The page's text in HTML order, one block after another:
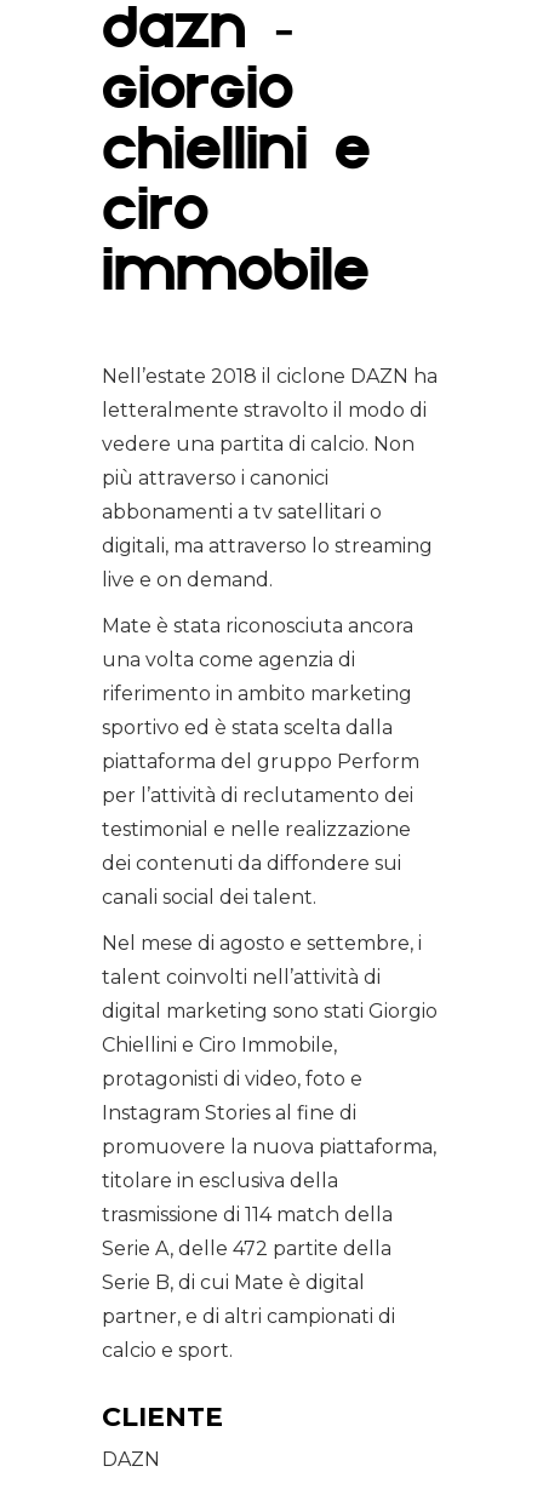
DAZN -
GIORGIO
CHIELLINI E
CIRO
IMMOBILE
Nell’estate 2018 il ciclone DAZN ha
letteralmente stravolto il modo di
vedere una partita di calcio. Non
più attraverso i canonici
abbonamenti a tv satellitari o
digitali, ma attraverso lo streaming
live e on demand.
Mate è stata riconosciuta ancora
una volta come agenzia di
riferimento in ambito marketing
sportivo ed è stata scelta dalla
piattaforma del gruppo Perform
per l’attività di reclutamento dei
testimonial e nelle realizzazione
dei contenuti da diffondere sui
canali social dei talent.
Nel mese di agosto e settembre, i
talent coinvolti nell’attività di
digital marketing sono stati Giorgio
Chiellini e Ciro Immobile,
protagonisti di video, foto e
Instagram Stories al fine di
promuovere la nuova piattaforma,
titolare in esclusiva della
trasmissione di 114 match della
Serie A, delle 472 partite della
Serie B, di cui Mate è digital
partner, e di altri campionati di
calcio e sport.
CLIENTE
DAZN